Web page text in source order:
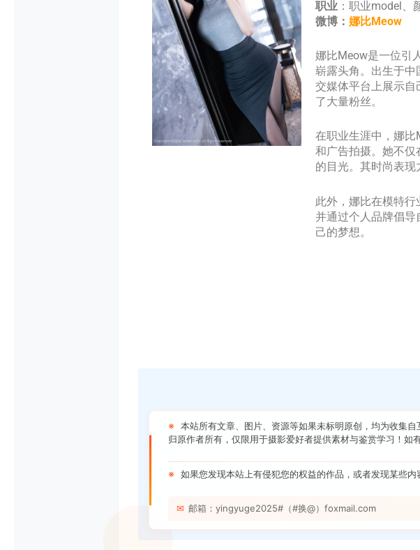
职业 ：职业model、
微博：娜比Meow
娜比Meow是一位引
崭露头角。出生于
交媒体平台上展示
了大量粉丝。
在职业生涯中，娜
和广告拍摄。她不
的目光。其时尚表现
此外，娜比在模特行
并通过个人品牌倡
己的梦想。
※ 本站所有文章、图片、资源等如果未标明原创，均为收集
归原作者所有，仅限用于摄影爱好者提供素材与鉴赏学习！如
※ 如果您发现本站上有侵犯您的权益的作品，或者发现某些
✉ 邮箱：yingyuge2025#（#换@）foxmail.com